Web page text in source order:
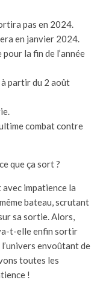
pas en 2024.
en janvier 2024.
la fin de l’année
à partir du 2 août
combat contre
que ça sort ?
impatience la
bateau, scrutant
sa sortie. Alors,
t-elle enfin sortir
envoûtant de
toutes les
!